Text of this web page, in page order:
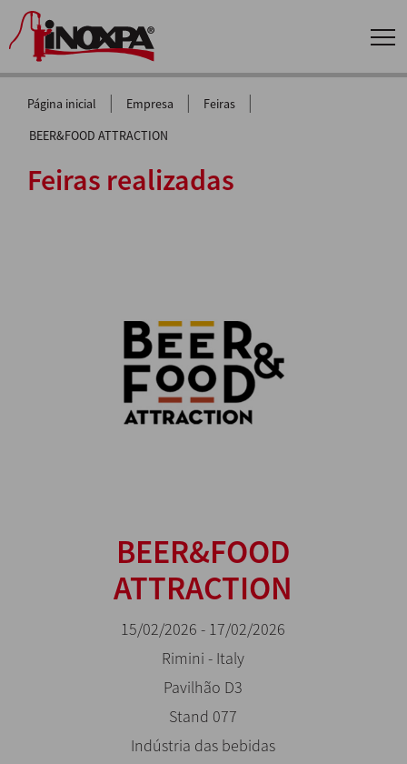
Página inicial | Empresa | Feiras |
BEER&FOOD ATTRACTION
Feiras realizadas
BEER&FOOD
ATTRACTION
15/02/2026 - 17/02/2026
Rimini - Italy
Pavilhão D3
Stand 077
Indústria das bebidas